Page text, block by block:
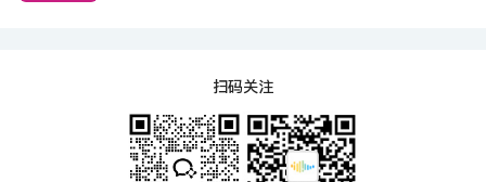
扫码关注